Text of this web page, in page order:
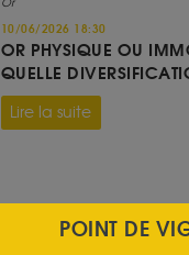
Or
10/06/2026 18:30
OR PHYSIQUE OU
QUELLE
Lire la suite
POINT DE